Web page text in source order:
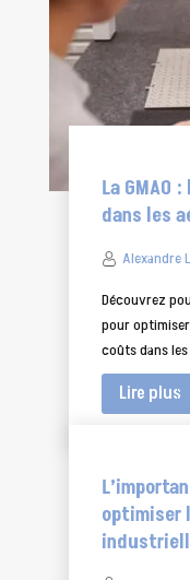
La GMAO
dans les
Alexandre
Découvrez
pour
coûts dans
Lire plus
optimiser